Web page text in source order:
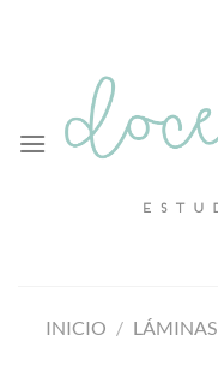
INICIO / LÁMINAS